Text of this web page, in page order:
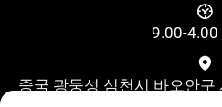
9.00-4.00
중국 광둥성 심천시 바오안